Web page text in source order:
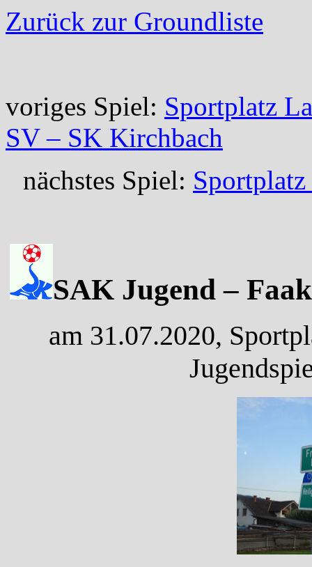
Zurück zur Groundliste
voriges Spiel: Sportplatz
SV – SK Kirchbach
nächstes Spiel:
SAK Jugend –
am 31.07.2020,